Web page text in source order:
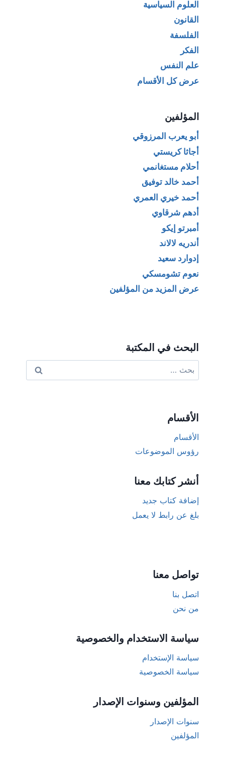
العلوم السياسية
القانون
الفلسفة
الفكر
علم النفس
عرض كل الأقسام
المؤلفين
أبو يعرب المرزوقي
أجاثا كريستي
أحلام مستغانمي
أحمد خالد توفيق
أحمد خيري العمري
أدهم شرقاوي
أمبرتو إيكو
أندريه لالاند
إدوارد سعيد
نعوم تشومسكي
عرض المزيد من المؤلفين
البحث في المكتبة
عن:
الأقسام
الأقسام
رؤوس الموضوعات
أنشر كتابك معنا
إضافة كتاب جديد
بلغ عن رابط لا يعمل
تواصل معنا
اتصل بنا
من نحن
سياسة الاستخدام والخصوصية
سياسة الإستخدام
سياسة الخصوصية
المؤلفين وسنوات الإصدار
سنوات الإصدار
المؤلفين